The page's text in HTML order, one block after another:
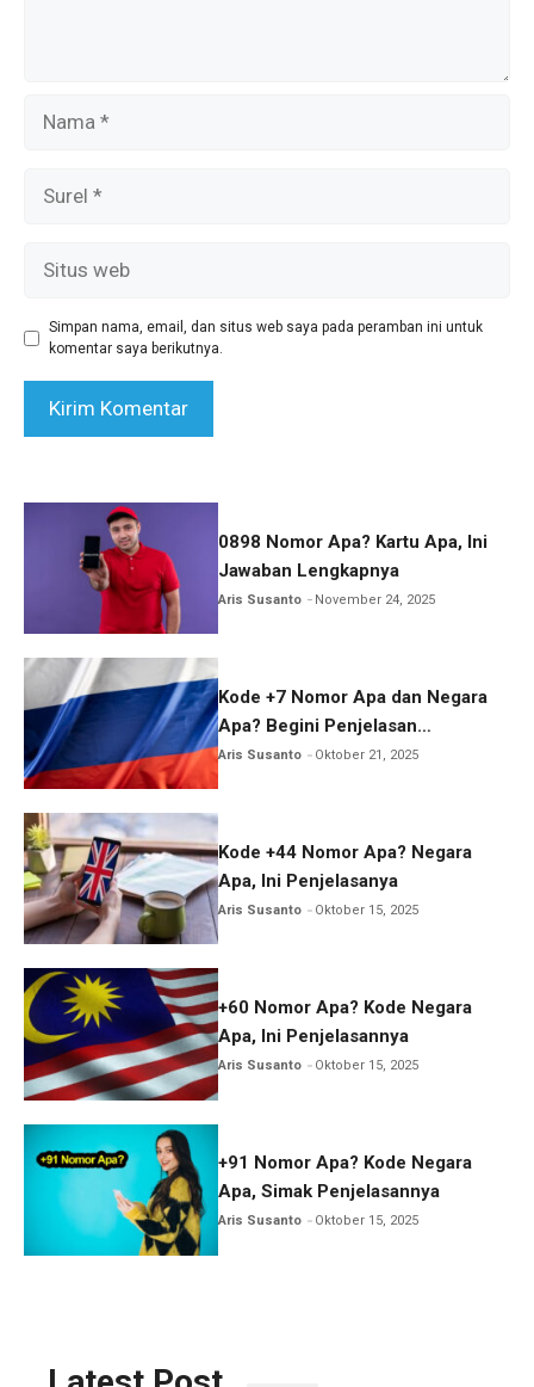
Simpan nama, email, dan situs web saya pada peramban ini untuk
komentar saya berikutnya.
0898 Nomor Apa? Kartu Apa, Ini
Jawaban Lengkapnya
Aris Susanto November 24, 2025
Kode +7 Nomor Apa dan Negara
Apa? Begini Penjelasan
Lengkapnya
Aris Susanto Oktober 21, 2025
Kode +44 Nomor Apa? Negara
Apa, Ini Penjelasanya
Aris Susanto Oktober 15, 2025
+60 Nomor Apa? Kode Negara
Apa, Ini Penjelasannya
Aris Susanto Oktober 15, 2025
+91 Nomor Apa? Kode Negara
Apa, Simak Penjelasannya
Aris Susanto Oktober 15, 2025